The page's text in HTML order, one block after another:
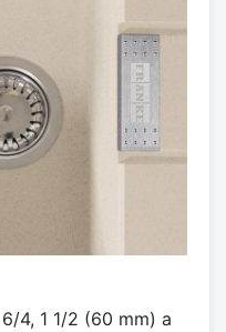
4, 1 1/2 (60 mm) a